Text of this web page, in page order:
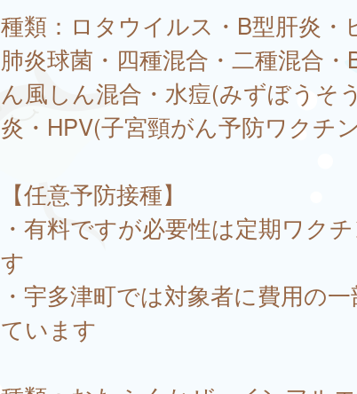
種類：ロタウイルス・B型肝炎・
肺炎球菌・四種混合・二種混合・
ん風しん混合・水痘(みずぼうそ
炎・HPV(子宮頸がん予防ワクチ
【任意予防接種】
・有料ですが必要性は定期ワク
す
・宇多津町では対象者に費用の
ています